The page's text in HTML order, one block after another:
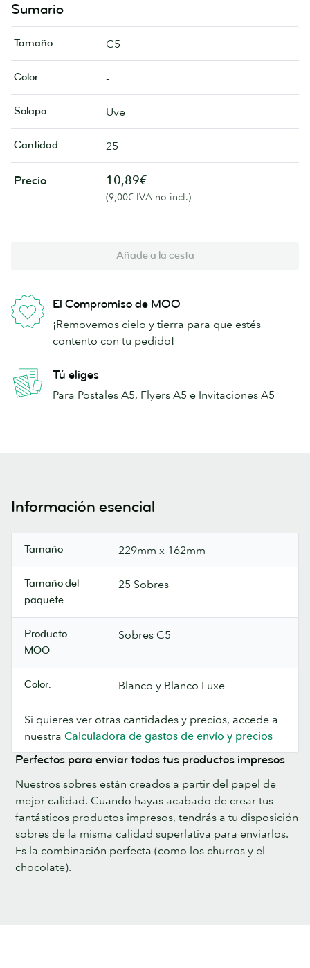
Sumario
Tamaño C5
Color -
Solapa Uve
Cantidad 25
Precio 10,89€
(9,00€ IVA no incl.)
Añade a la cesta
El Compromiso de MOO
¡Removemos cielo y tierra para que estés
contento con tu pedido!
Tú eliges
Para Postales A5, Flyers A5 e Invitaciones A5
Información esencial
Tamaño 229mm x 162mm
Tamaño del
paquete
25 Sobres
Producto
MOO
Sobres C5
Color: Blanco y Blanco Luxe
Si quieres ver otras cantidades y precios, accede a
nuestra Calculadora de gastos de envío y precios
Perfectos para enviar todos tus productos impresos
Nuestros sobres están creados a partir del papel de
mejor calidad. Cuando hayas acabado de crear tus
fantásticos productos impresos, tendrás a tu disposición
sobres de la misma calidad superlativa para enviarlos.
Es la combinación perfecta (como los churros y el
chocolate).